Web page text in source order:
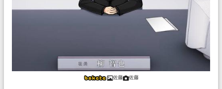
佐藤 佐藤